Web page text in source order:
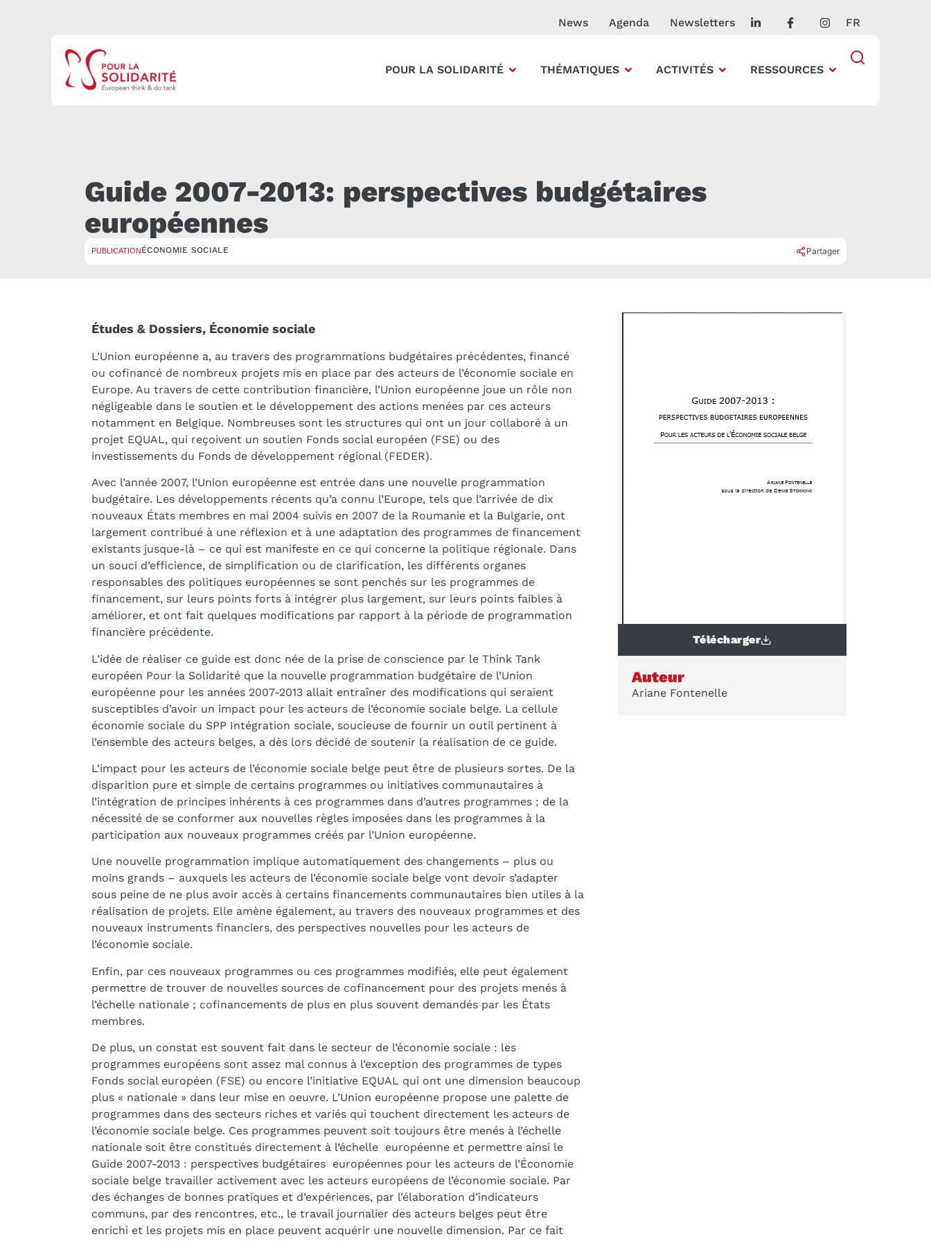
News Agenda Newsletters FR
POUR LA SOLIDARITÉ THÉMATIQUES ACTIVITÉS RESSOURCES
Guide 2007-2013: perspectives budgétaires
européennes
PUBLICATIONÉCONOMIE SOCIALE Partager
Études & Dossiers, Économie sociale
L’Union européenne a, au travers des programmations budgétaires précédentes, financé
ou cofinancé de nombreux projets mis en place par des acteurs de l’économie sociale en
Europe. Au travers de cette contribution financière, l’Union européenne joue un rôle non
négligeable dans le soutien et le développement des actions menées par ces acteurs
notamment en Belgique. Nombreuses sont les structures qui ont un jour collaboré à un
projet EQUAL, qui reçoivent un soutien Fonds social européen (FSE) ou des
investissements du Fonds de développement régional (FEDER).
Avec l’année 2007, l’Union européenne est entrée dans une nouvelle programmation
budgétaire. Les développements récents qu’a connu l’Europe, tels que l’arrivée de dix
nouveaux États membres en mai 2004 suivis en 2007 de la Roumanie et la Bulgarie, ont
largement contribué à une réflexion et à une adaptation des programmes de financement
existants jusque-là – ce qui est manifeste en ce qui concerne la politique régionale. Dans
un souci d’efficience, de simplification ou de clarification, les différents organes
responsables des politiques européennes se sont penchés sur les programmes de
financement, sur leurs points forts à intégrer plus largement, sur leurs points faibles à
améliorer, et ont fait quelques modifications par rapport à la période de programmation
financière précédente.
L’idée de réaliser ce guide est donc née de la prise de conscience par le Think Tank
européen Pour la Solidarité que la nouvelle programmation budgétaire de l’Union
européenne pour les années 2007-2013 allait entraîner des modifications qui seraient
susceptibles d’avoir un impact pour les acteurs de l’économie sociale belge. La cellule
économie sociale du SPP Intégration sociale, soucieuse de fournir un outil pertinent à
l’ensemble des acteurs belges, a dès lors décidé de soutenir la réalisation de ce guide.
L’impact pour les acteurs de l’économie sociale belge peut être de plusieurs sortes. De la
disparition pure et simple de certains programmes ou initiatives communautaires à
l’intégration de principes inhérents à ces programmes dans d’autres programmes ; de la
nécessité de se conformer aux nouvelles règles imposées dans les programmes à la
participation aux nouveaux programmes créés par l’Union européenne.
Une nouvelle programmation implique automatiquement des changements – plus ou
moins grands – auxquels les acteurs de l’économie sociale belge vont devoir s’adapter
sous peine de ne plus avoir accès à certains financements communautaires bien utiles à la
réalisation de projets. Elle amène également, au travers des nouveaux programmes et des
nouveaux instruments financiers, des perspectives nouvelles pour les acteurs de
l’économie sociale.
Enfin, par ces nouveaux programmes ou ces programmes modifiés, elle peut également
permettre de trouver de nouvelles sources de cofinancement pour des projets menés à
l’échelle nationale ; cofinancements de plus en plus souvent demandés par les États
membres.
De plus, un constat est souvent fait dans le secteur de l’économie sociale : les
programmes européens sont assez mal connus à l’exception des programmes de types
Fonds social européen (FSE) ou encore l’initiative EQUAL qui ont une dimension beaucoup
plus « nationale » dans leur mise en oeuvre. L’Union européenne propose une palette de
programmes dans des secteurs riches et variés qui touchent directement les acteurs de
l’économie sociale belge. Ces programmes peuvent soit toujours être menés à l’échelle
nationale soit être constitués directement à l’échelle européenne et permettre ainsi le
Guide 2007-2013 : perspectives budgétaires européennes pour les acteurs de l’Économie
sociale belge travailler activement avec les acteurs européens de l’économie sociale. Par
des échanges de bonnes pratiques et d’expériences, par l’élaboration d’indicateurs
communs, par des rencontres, etc., le travail journalier des acteurs belges peut être
enrichi et les projets mis en place peuvent acquérir une nouvelle dimension. Par ce fait
Télécharger
Auteur
Ariane Fontenelle